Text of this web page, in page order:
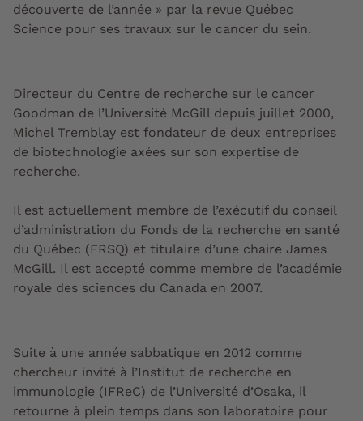
découverte de l’année » par la revue Québec
Science pour ses travaux sur le cancer du sein.
Directeur du Centre de recherche sur le cancer
Goodman de l’Université McGill depuis juillet 2000,
Michel Tremblay est fondateur de deux entreprises
de biotechnologie axées sur son expertise de
recherche.
Il est actuellement membre de l’exécutif du conseil
d’administration du Fonds de la recherche en santé
du Québec (FRSQ) et titulaire d’une chaire James
McGill. Il est accepté comme membre de l’académie
royale des sciences du Canada en 2007.
Suite à une année sabbatique en 2012 comme
chercheur invité à l’Institut de recherche en
immunologie (IFReC) de l’Université d’Osaka, il
retourne à plein temps dans son laboratoire pour